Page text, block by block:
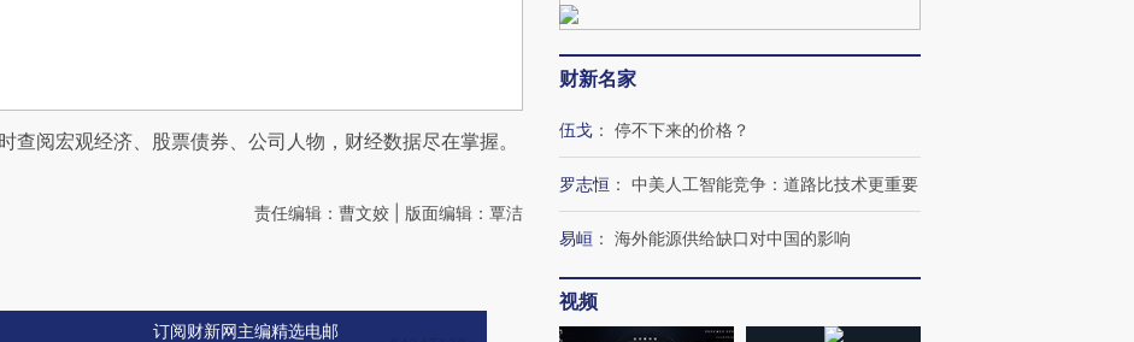
查阅宏观经济、股票债券、公司人物，财经数据尽在掌握。
责任编辑：曹文姣 | 版面编辑：覃洁
订阅财新网主编精选电邮
财新名家
伍戈 ： 停不下来的价格？
罗志恒 ： 中美人工智能竞争：道路比技术更重要
易峘 ： 海外能源供给缺口对中国的影响
视频